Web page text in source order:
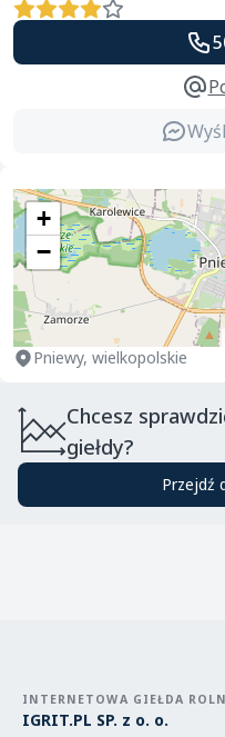
+
−
Pniewy, wielkopolskie
Chcesz
giełdy?
Przejdź
INTERNETOWA GIEŁDA
IGRIT.PL SP. z o. o.